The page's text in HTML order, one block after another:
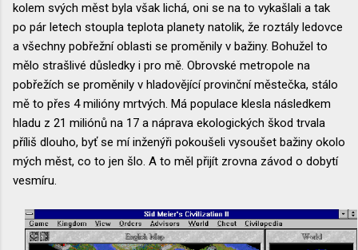
kolem svých měst byla však lichá, oni se na to vykašlali a tak
po pár letech stoupla teplota planety natolik, že roztály ledovce
a všechny pobřežní oblasti se proměnily v bažiny. Bohužel to
mělo strašlivé důsledky i pro mě. Obrovské metropole na
pobřežích se proměnily v hladovějící provinční městečka, stálo
mě to přes 4 milióny mrtvých. Má populace klesla následkem
hladu z 21 miliónů na 17 a náprava ekologických škod trvala
příliš dlouho, byť se mí inženýři pokoušeli vysoušet bažiny okolo
mých měst, co to jen šlo. A to měl přijít zrovna závod o dobytí
vesmíru.